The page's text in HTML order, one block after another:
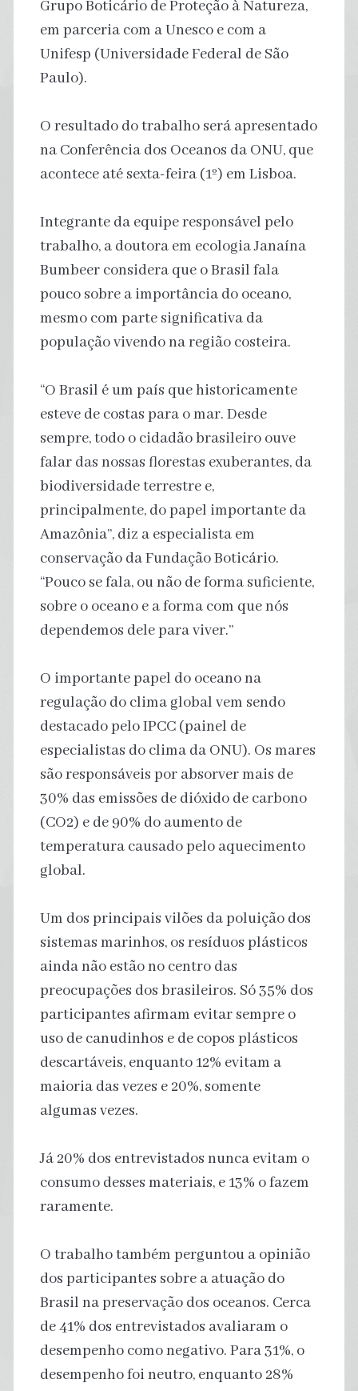
Grupo Boticário de Proteção à Natureza,
em parceria com a Unesco e com a
Unifesp (Universidade Federal de São
Paulo).
O resultado do trabalho será apresentado
na Conferência dos Oceanos da ONU, que
acontece até sexta-feira (1º) em Lisboa.
Integrante da equipe responsável pelo
trabalho, a doutora em ecologia Janaína
Bumbeer considera que o Brasil fala
pouco sobre a importância do oceano,
mesmo com parte significativa da
população vivendo na região costeira.
“O Brasil é um país que historicamente
esteve de costas para o mar. Desde
sempre, todo o cidadão brasileiro ouve
falar das nossas florestas exuberantes, da
biodiversidade terrestre e,
principalmente, do papel importante da
Amazônia”, diz a especialista em
conservação da Fundação Boticário.
“Pouco se fala, ou não de forma suficiente,
sobre o oceano e a forma com que nós
dependemos dele para viver.”
O importante papel do oceano na
regulação do clima global vem sendo
destacado pelo IPCC (painel de
especialistas do clima da ONU). Os mares
são responsáveis por absorver mais de
30% das emissões de dióxido de carbono
(CO2) e de 90% do aumento de
temperatura causado pelo aquecimento
global.
Um dos principais vilões da poluição dos
sistemas marinhos, os resíduos plásticos
ainda não estão no centro das
preocupações dos brasileiros. Só 35% dos
participantes afirmam evitar sempre o
uso de canudinhos e de copos plásticos
descartáveis, enquanto 12% evitam a
maioria das vezes e 20%, somente
algumas vezes.
Já 20% dos entrevistados nunca evitam o
consumo desses materiais, e 13% o fazem
raramente.
O trabalho também perguntou a opinião
dos participantes sobre a atuação do
Brasil na preservação dos oceanos. Cerca
de 41% dos entrevistados avaliaram o
desempenho como negativo. Para 31%, o
desempenho foi neutro, enquanto 28%